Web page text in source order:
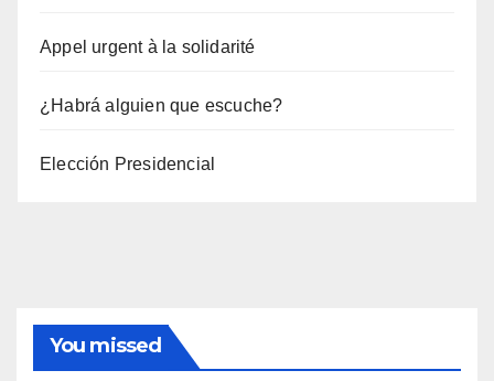
Appel urgent à la solidarité
¿Habrá alguien que escuche?
Elección Presidencial
You missed